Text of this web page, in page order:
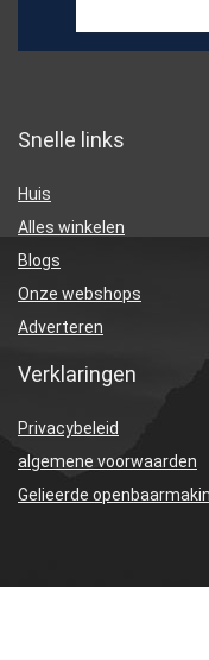
Snelle links
Huis
Alles winkelen
Blogs
Onze webshops
Adverteren
Verklaringen
Privacybeleid
algemene voorwaarden
Gelieerde